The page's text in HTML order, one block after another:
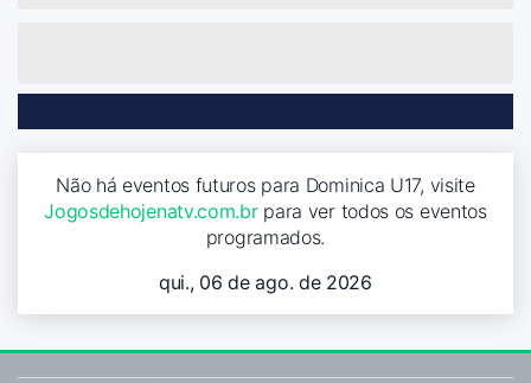
Não há eventos futuros para Dominica U17, visite
Jogosdehojenatv.com.brpara ver todos os eventos
programados.
qui., 06 de ago. de 2026